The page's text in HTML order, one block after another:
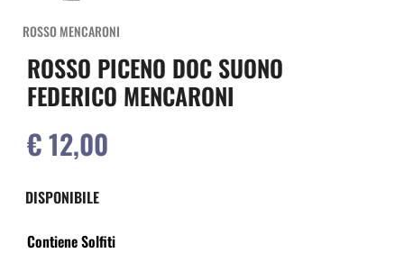
ROSSO MENCARONI
ROSSO PICENO DOC SUONO
FEDERICO MENCARONI
€ 12,00
DISPONIBILE
Contiene Solfiti